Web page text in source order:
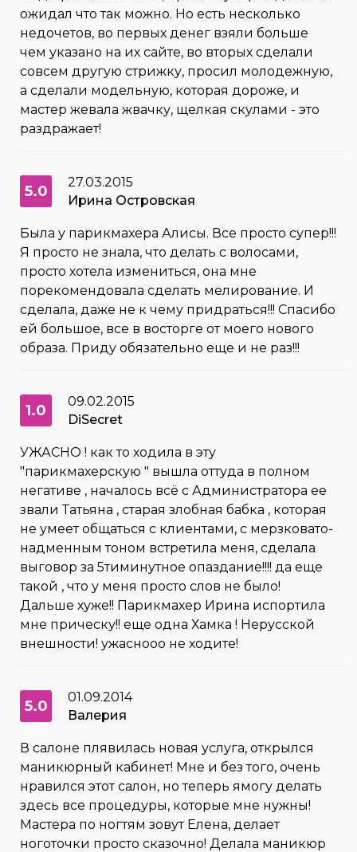
ожидал что так можно. Но есть несколько
недочетов, во первых денег взяли больше
чем указано на их сайте, во вторых сделали
совсем другую стрижку, просил молодежную,
а сделали модельную, которая дороже, и
мастер жевала жвачку, щелкая скулами - это
раздражает!
5.0
27.03.2015
Ирина Островская
Была у парикмахера Алисы. Все просто супер!!!
Я просто не знала, что делать с волосами,
просто хотела измениться, она мне
порекомендовала сделать мелирование. И
сделала, даже не к чему придраться!!! Спасибо
ей большое, все в восторге от моего нового
образа. Приду обязательно еще и не раз!!!
1.0
09.02.2015
DiSecret
УЖАСНО ! как то ходила в эту
"парикмахерскую " вышла оттуда в полном
негативе , началось всё с Администратора ее
звали Татьяна , старая злобная бабка , которая
не умеет общаться с клиентами, с мерзковато-
надменным тоном встретила меня, сделала
выговор за 5тиминутное опаздание!!!! да еще
такой , что у меня просто слов не было!
Дальше хуже!! Парикмахер Ирина испортила
мне прическу!! еще одна Хамка ! Нерусской
внешности! ужаснооо не ходите!
5.0
01.09.2014
Валерия
В салоне плявилась новая услуга, открылся
маникюрный кабинет! Мне и без того, очень
нравился этот салон, но теперь ямогу делать
здесь все процедуры, которые мне нужны!
Мастера по ногтям зовут Елена, делает
ноготочки просто сказочно! Делала маникюр